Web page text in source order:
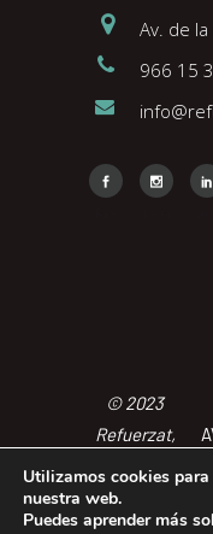
Av. de
966 15
© 2023
Refuerzat,
Todos los
derechos
reservados
Utilizamos cookies
nuestra web.
Puedes aprender más